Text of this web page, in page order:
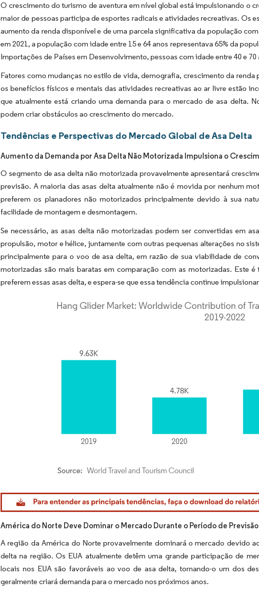
O crescimento do turismo de aventura em nível global está impulsionando o
maior de pessoas participa de esportes radicais e atividades recreativas. Os
aumento da renda disponível e de uma parcela significativa da população
em 2021, a população com idade entre 15 e 64 anos representava 65% da
Importações de Países em Desenvolvimento, pessoas com idade entre 40 e
Fatores como mudanças no estilo de vida, demografia, crescimento da
os benefícios físicos e mentais das atividades recreativas ao ar livre estão
que atualmente está criando uma demanda para o mercado de asa delta.
podem criar obstáculos ao crescimento do mercado.
Tendências e Perspectivas do Mercado Global de Asa Delta
Aumento da Demanda por Asa Delta Não Motorizada Impulsiona o
O segmento de asa delta não motorizada provavelmente apresentará
previsão. A maioria das asas delta atualmente não é movida por nenhum
preferem os planadores não motorizados principalmente devido à sua
facilidade de montagem e desmontagem.
Se necessário, as asas delta não motorizadas podem ser convertidas em
propulsão, motor e hélice, juntamente com outras pequenas alterações no
principalmente para o voo de asa delta, em razão de sua viabilidade de
motorizadas são mais baratas em comparação com as motorizadas. Este
preferem essas asas delta, e espera-se que essa tendência continue
Imagem © Mordor Intelligence. O reuso requer atribuição conforme CC BY 4.0.
América do Norte Deve Dominar o Mercado Durante o Período de Previsão
A região da América do Norte provavelmente dominará o mercado devido
delta na região. Os EUA atualmente detêm uma grande participação de
locais nos EUA são favoráveis ao voo de asa delta, tornando-o um dos
geralmente criará demanda para o mercado nos próximos anos.